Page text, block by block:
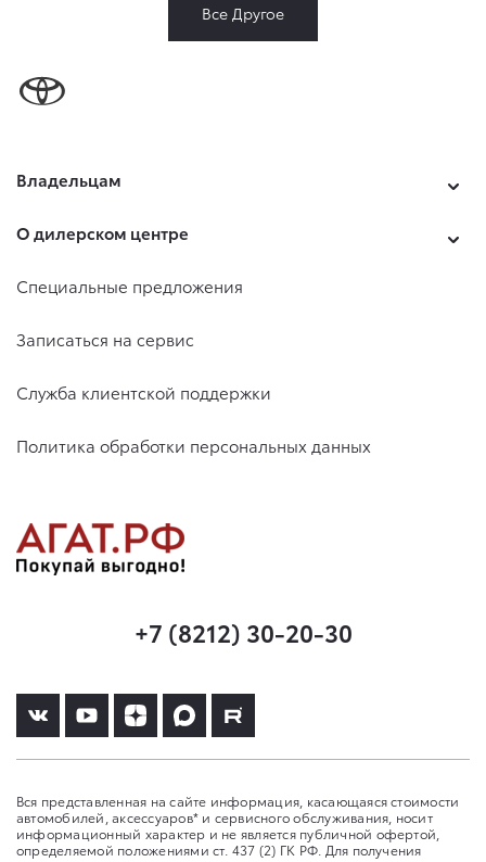
Все Другое
Владельцам
О дилерском центре
Специальные предложения
Записаться на сервис
Служба клиентской поддержки
Политика обработки персональных данных
+7 (8212) 30-20-30
Вся представленная на сайте информация, касающаяся стоимости
автомобилей, аксессуаров* и сервисного обслуживания, носит
информационный характер и не является публичной офертой,
определяемой положениями ст. 437 (2) ГК РФ. Для получения